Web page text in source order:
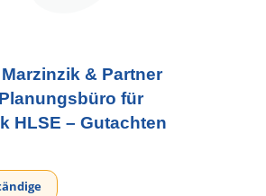
& Partner
für
HLSE – Gutachten